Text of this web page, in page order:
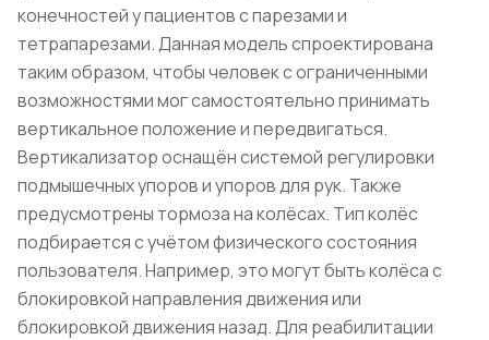
конечностей у пациентов с парезами и
тетрапарезами. Данная модель спроектирована
таким образом, чтобы человек с ограниченными
возможностями мог самостоятельно принимать
вертикальное положение и передвигаться.
Вертикализатор оснащён системой регулировки
подмышечных упоров и упоров для рук. Также
предусмотрены тормоза на колёсах. Тип колёс
подбирается с учётом физического состояния
пользователя. Например, это могут быть колёса с
блокировкой направления движения или
блокировкой движения назад. Для реабилитации